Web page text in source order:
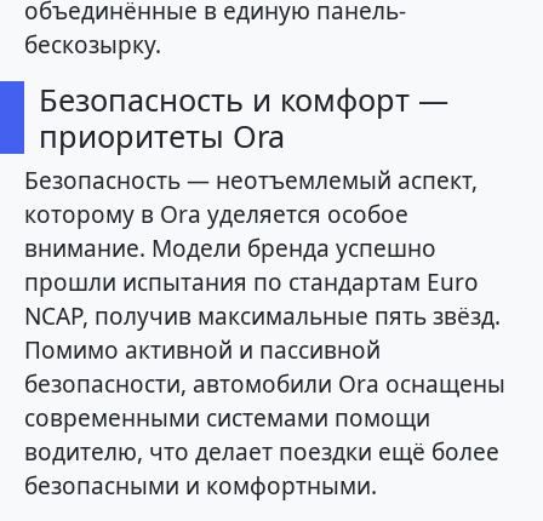
объединённые в единую панель-
бескозырку.
Безопасность и комфорт —
приоритеты Ora
Безопасность — неотъемлемый аспект,
которому в Ora уделяется особое
внимание. Модели бренда успешно
прошли испытания по стандартам Euro
NCAP, получив максимальные пять звёзд.
Помимо активной и пассивной
безопасности, автомобили Ora оснащены
современными системами помощи
водителю, что делает поездки ещё более
безопасными и комфортными.